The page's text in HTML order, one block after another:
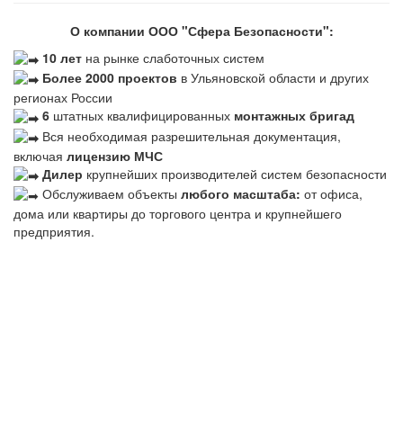
О компании ООО "Сфера Безопасности":
10 лет на рынке слаботочных систем
Более 2000 проектов в Ульяновской области и других
регионах России
6 штатных квалифицированных монтажных бригад
Вся необходимая разрешительная документация,
включая лицензию МЧС
Дилер крупнейших производителей систем безопасности
Обслуживаем объекты любого масштаба: от офиса,
дома или квартиры до торгового центра и крупнейшего
предприятия.